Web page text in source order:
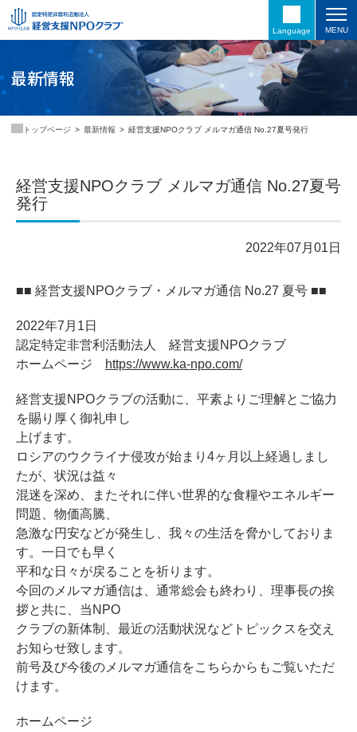
Language MENU
最新情報
トップページ 最新情報 経営支援NPOクラブ メルマガ通信 No.27夏号発行
経営支援NPOクラブ メルマガ通信 No.27夏号
発行
2022年07月01日
■■ 経営支援NPOクラブ・メルマガ通信 No.27 夏号 ■■
2022年7月1日
認定特定非営利活動法人 経営支援NPOクラブ
ホームページ
https://www.ka-npo.com/
経営支援NPOクラブの活動に、平素よりご理解とご協力
を賜り厚く御礼申し
上げます。
ロシアのウクライナ侵攻が始まり4ヶ月以上経過しまし
たが、状況は益々
混迷を深め、またそれに伴い世界的な食糧やエネルギー
問題、物価高騰、
急激な円安などが発生し、我々の生活を脅かしておりま
す。一日でも早く
平和な日々が戻ることを祈ります。
今回のメルマガ通信は、通常総会も終わり、理事長の挨
拶と共に、当NPO
クラブの新体制、最近の活動状況などトピックスを交え
お知らせ致します。
前号及び今後のメルマガ通信をこちらからもご覧いただ
けます。
ホームページ